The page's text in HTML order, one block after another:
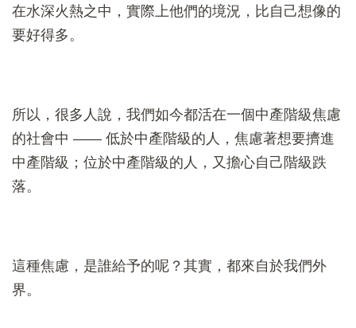
在水深火熱之中，實際上他們的境況，比自己想像的
要好得多。
所以，很多人說，我們如今都活在一個中產階級焦慮
的社會中 —— 低於中產階級的人，焦慮著想要擠進
中產階級；位於中產階級的人，又擔心自己階級跌
落。
這種焦慮，是誰給予的呢？其實，都來自於我們外
界。